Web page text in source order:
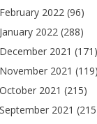
February 2022(96)
January 2022(288)
December 2021 (171)
November 2021 (119)
October 2021 (215)
September 2021